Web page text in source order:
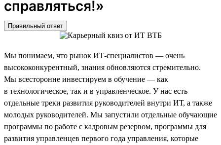
справляться!»
Правильный ответ
Мы понимаем, что рынок ИТ-специалистов — очень
высококонкурентный, знания обновляются стремительно.
Мы всесторонне инвестируем в обучение — как
в технологическое, так и в управленческое. У нас есть
отдельные треки развития руководителей внутри ИТ, а также
молодых руководителей. Мы запустили отдельные обучающие
программы по работе с кадровым резервом, программы для
развития управленцев первого года управления, которые